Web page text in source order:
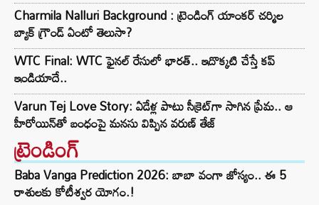
Charmila Nalluri Background : ట్రెండింగ్ యాంకర్ చర్మిల
బ్యాక్ గ్రౌండ్ ఏంటో తెలుసా?
WTC Final: WTC ఫైనల్ రేసులో భారత్.. ఇదొక్కటి చేస్తే కప్
ఇండియాదే..
Varun Tej Love Story: ఏడేళ్ల పాటు సీక్రెట్‌గా సాగిన ప్రేమ.. ఆ
హీరోయిన్‌తో బంధంపై మనసు విప్పిన వరుణ్ తేజ్
ట్రెండింగ్‌
Baba Vanga Prediction 2026: బాబా వంగా జోస్యం.. ఈ 5
రాశులకు కోటీశ్వర యోగం.!